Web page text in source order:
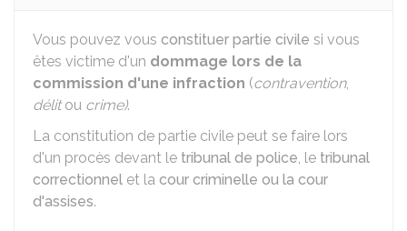
Vous pouvez vous constituer partie civile si vous
êtes victime d'un dommage lors de la
commission d'une infraction (contravention,
délitou crime).
La constitution de partie civile peut se faire lors
d'un procès devant le tribunal de police, le tribunal
correctionnel et la cour criminelle ou la cour
d'assises.